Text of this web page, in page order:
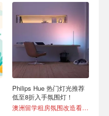
Philips Hue 热门灯光推荐
低至8折入手氛围灯！
澳洲留学租房氛围改造看这！